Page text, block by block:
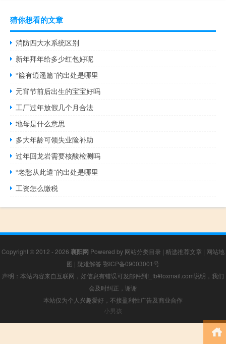
猜你想看的文章
消防四大水系统区别
新年拜年给多少红包好呢
“箧有逍遥篇”的出处是哪里
元宵节前后出生的宝宝好吗
工厂过年放假几个月合法
地母是什么意思
多大年龄可领失业险补助
过年回龙岩需要核酸检测吗
“老愁从此遣”的出处是哪里
工资怎么缴税
Copyright © 2012 - 2026 襄阳网 Powered by 网站分类目录 | 精选推荐文章 | 网站地
图 | 疑难解答 鄂ICP备09003001号
声明：本站内容来自互联网，如信息有错误可发邮件到f_fb#foxmail.com说明，我们
会及时纠正，谢谢
本站仅为个人兴趣爱好，不接盈利性广告及商业合作
小男孩